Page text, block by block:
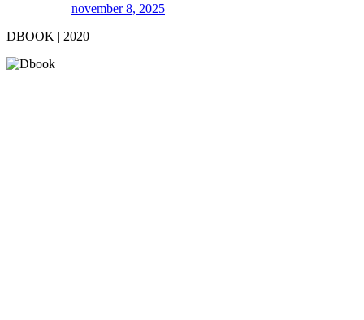
november 8, 2025
DBOOK | 2020